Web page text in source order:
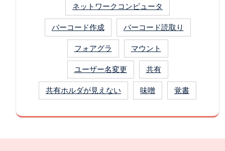
ネットワークコンピュータ
バーコード作成 バーコード読取り
フォアグラ マウント
ユーザー名変更 共有
共有ホルダが見えない 味噌 覚書